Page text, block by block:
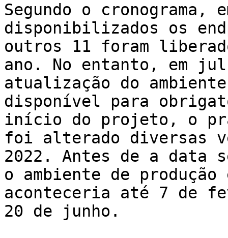
Segundo o cronograma,
disponibilizados os
outros 11 foram
ano. No entanto, em
atualização do
disponível para
início do projeto, o
foi alterado diversas
2022. Antes de a data
o ambiente de
aconteceria até 7 de
20 de junho.